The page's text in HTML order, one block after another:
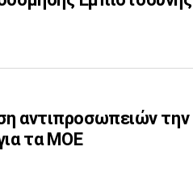
αντιπροσωπειών την
τα ΜΟΕ